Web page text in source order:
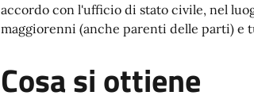
accordo con l'ufficio di stato civile, nel
maggiorenni (anche parenti delle parti)
Cosa si ottiene